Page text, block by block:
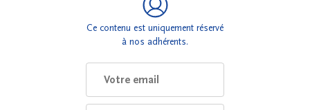
Ce contenu est uniquement réservé
à nos adhérents.